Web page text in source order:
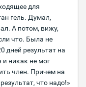
для
гель. Думал,
А потом, вижу,
что. Была не
дней результат на
и никак не мог
член. Причем на
что надо!»